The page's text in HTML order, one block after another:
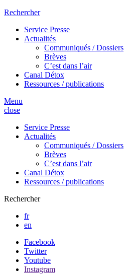
Rechercher
Service Presse
Actualités
Communiqués / Dossiers
Brèves
C’est dans l’air
Canal Détox
Ressources / publications
Menu
close
Service Presse
Actualités
Communiqués / Dossiers
Brèves
C’est dans l’air
Canal Détox
Ressources / publications
Rechercher
fr
en
Facebook
Twitter
Youtube
Instagram